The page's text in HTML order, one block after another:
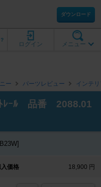
ダウンロード
メニュー
ログイン
ー パーツレビュー インテ
ﾄﾚｰﾙ 品番 2088.01
入価格 18,900 円